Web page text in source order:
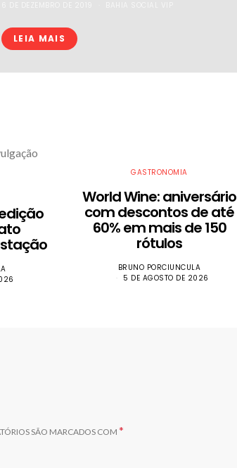
LEIA MAIS
GASTRONOMIA
World Wine: aniversário
com descontos de até
60% em mais de 150
rótulos
BRUNO PORCIUNCULA
5 DE AGOSTO DE 2026
SÃO MARCADOS COM *